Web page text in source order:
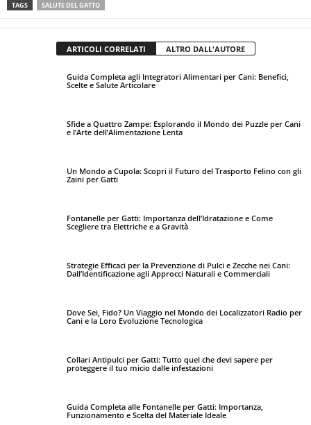
TAGS SALUTE DEL GATTO
ARTICOLI CORRELATI ALTRO DALL'AUTORE
Guida Completa agli Integratori Alimentari per Cani: Benefici,
Scelte e Salute Articolare
Sfide a Quattro Zampe: Esplorando il Mondo dei Puzzle per Cani
e l’Arte dell’Alimentazione Lenta
Un Mondo a Cupola: Scopri il Futuro del Trasporto Felino con gli
Zaini per Gatti
Fontanelle per Gatti: Importanza dell’Idratazione e Come
Scegliere tra Elettriche e a Gravità
Strategie Efficaci per la Prevenzione di Pulci e Zecche nei Cani:
Dall’Identificazione agli Approcci Naturali e Commerciali
Dove Sei, Fido? Un Viaggio nel Mondo dei Localizzatori Radio per
Cani e la Loro Evoluzione Tecnologica
Collari Antipulci per Gatti: Tutto quel che devi sapere per
proteggere il tuo micio dalle infestazioni
Guida Completa alle Fontanelle per Gatti: Importanza,
Funzionamento e Scelta del Materiale Ideale